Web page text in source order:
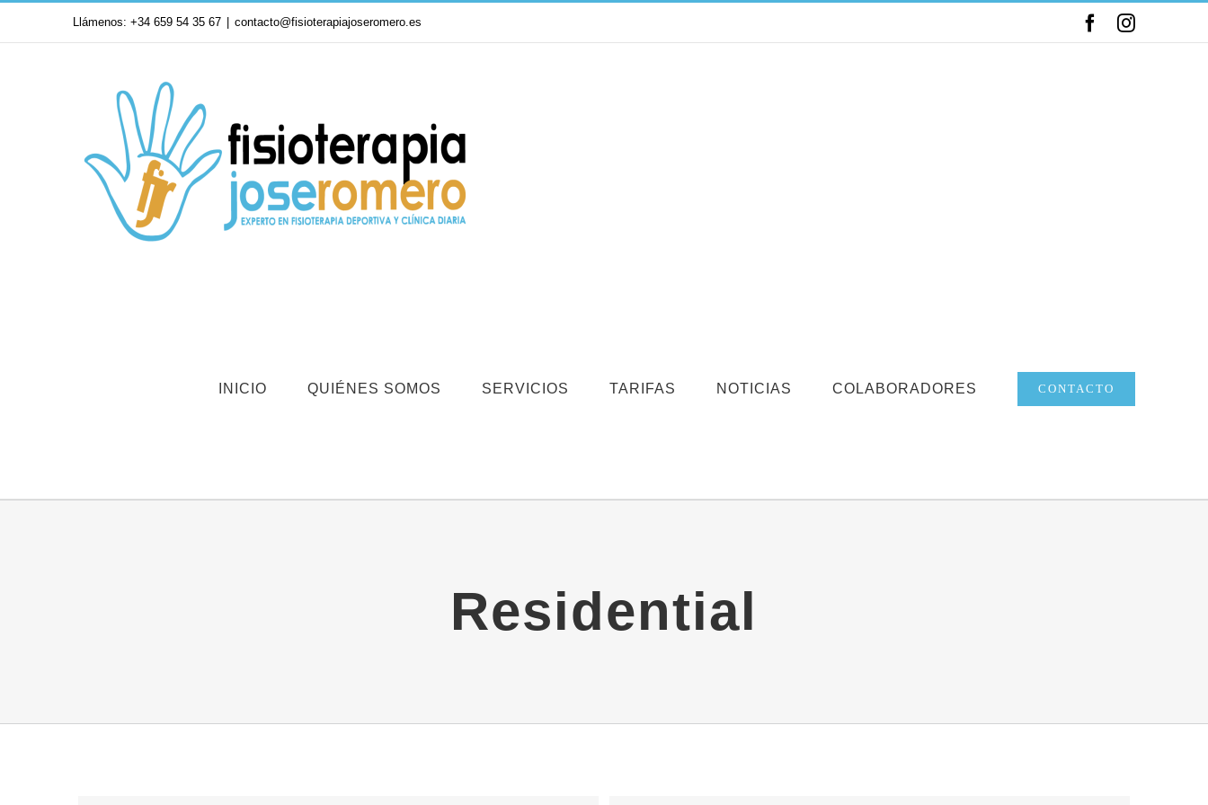
al
Llámenos: +34 659 54 35 67 contacto@fisioterapiajoseromero.es FacebookInstagram
INICIO QUIÉNES SOMOS SERVICIOS TARIFAS NOTICIAS COLABORADORES CONTACTO
Residential